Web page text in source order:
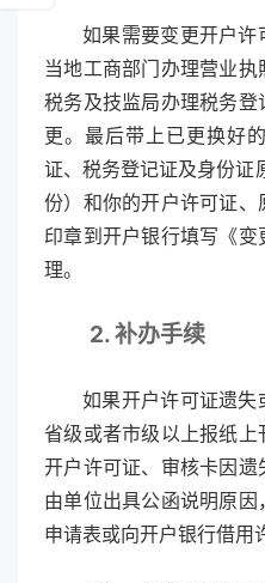
如果需要变更开户许
当地工商部门办理营业
税务及技监局办理税务
更。最后带上已更换好
证、税务登记证及身份证
份）和你的开户许可证
印章到开户银行填写《
理。
2. 补办手续
如果开户许可证遗失
省级或者市级以上报纸
开户许可证、审核卡因
由单位出具公函说明原
申请表或向开户银行借用